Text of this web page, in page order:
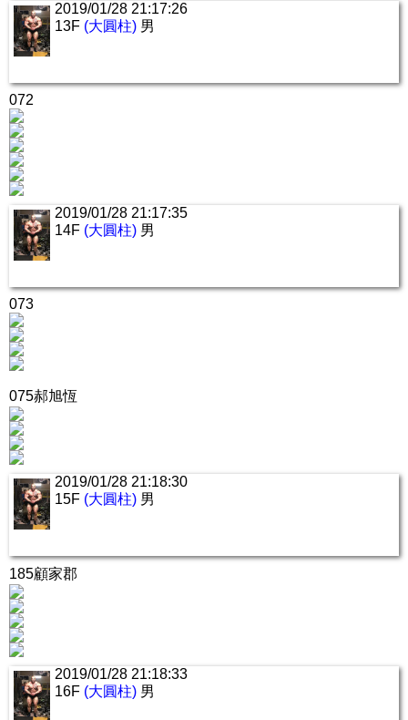
2019/01/28 21:17:26
13F (大圓柱) 男
072
2019/01/28 21:17:35
14F (大圓柱) 男
073
075郝旭恆
2019/01/28 21:18:30
15F (大圓柱) 男
185顧家郡
2019/01/28 21:18:33
16F (大圓柱) 男